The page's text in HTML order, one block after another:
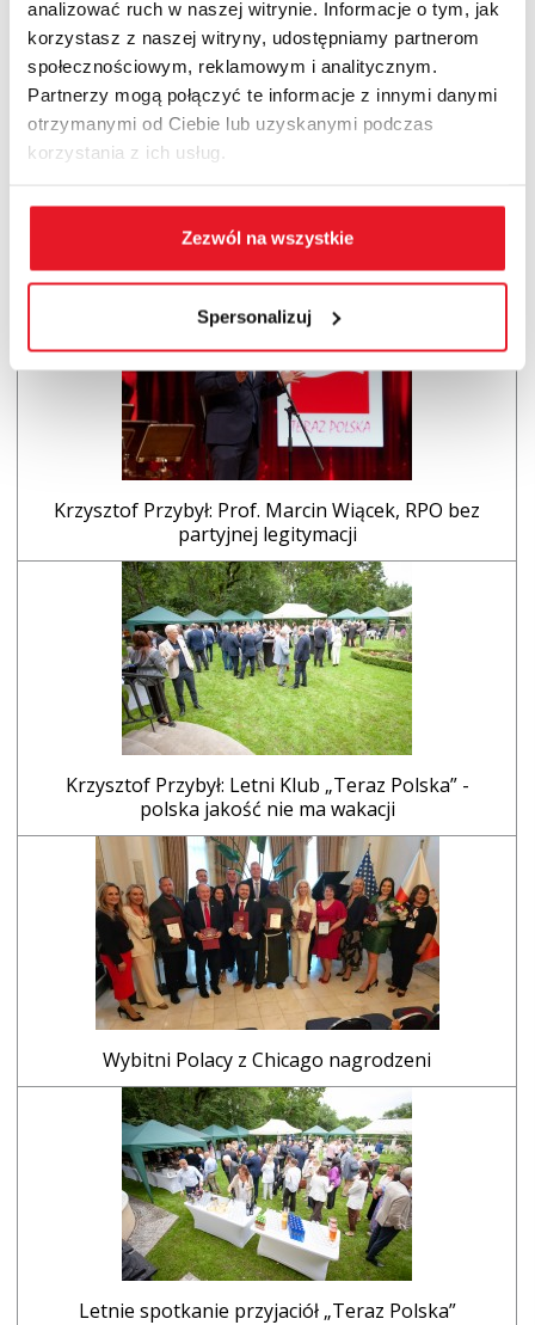
analizować ruch w naszej witrynie. Informacje o tym, jak
korzystasz z naszej witryny, udostępniamy partnerom
społecznościowym, reklamowym i analitycznym.
Partnerzy mogą połączyć te informacje z innymi danymi
otrzymanymi od Ciebie lub uzyskanymi podczas
korzystania z ich usług.
Zezwól na wszystkie
Spersonalizuj
Czytaj także
Rusza 83. Tour de Pologne z Godłem „Teraz
Krzysztof Przybył: Prof. Marcin Wiącek, RPO bez
partyjnej legitymacji
Krzysztof Przybył: Letni Klub „Teraz Polska” -
polska jakość nie ma wakacji
Wybitni Polacy z Chicago nagrodzeni
Letnie spotkanie przyjaciół „Teraz Polska”